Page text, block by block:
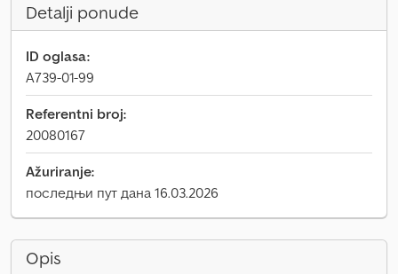
Detalji ponude
ID oglasa:
A739-01-99
Referentni broj:
20080167
Ažuriranje:
последњи пут дана 16.03.2026
Opis